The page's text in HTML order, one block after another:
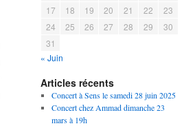
17
18 19 20 21 22
23
24
25 26 27 28 29
30
31
« Juin
Articles récents
Concert à Sens le samedi 28 juin 2025
Concert chez Ammad dimanche 23
mars à 19h